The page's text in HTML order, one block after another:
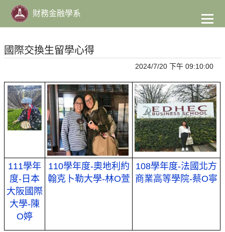
主
要
容
財務金融學系
國際交換生留學心得
2024/7/20 下午 09:10:00
111學年
度-日本
大阪國際
大學-陳
O婷
110學年度-奧地利約
翰克卜勒大學-林O萱
108學年度-法國北方
商業高等學院-蔡O寧